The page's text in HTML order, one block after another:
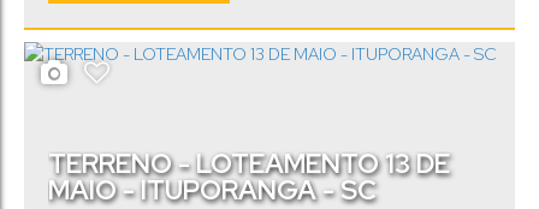
TERRENO - LOTEAMENTO 13 DE
MAIO - ITUPORANGA - SC